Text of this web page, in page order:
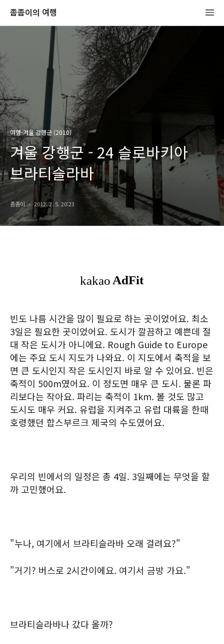
좀좀이의 여행
여행-겨울 강행군 (2010)
겨울 강행군 - 24 슬로바키아
브라티슬라바
좀좀이 2012. 2. 5. 20:23
빈도 나름 시간을 많이 필요로 하는 곳이었어요. 최소
3일은 필요한 곳이었어요. 도시가 깔끔하고 예쁜데 절
대 작은 도시가 아니에요. Rough Guide to Europe
에는 주요 도시 지도가 나와요. 이 지도에서 축적을 보
면 큰 도시인지 작은 도시인지 바로 알 수 있어요. 빈은
축적이 500m였어요. 이 정도면 매우 큰 도시. 물론 파
리보다는 작아요. 파리는 축적이 1km. 볼 것도 많고
도시도 매우 커요. 유럽을 지켜주고 유럽 대륙을 한때
호령했던 합스부르크 제국의 수도였어요.
우리의 빈에서의 일정은 총 4일. 3일째에는 무엇을 할
까 고민했어요.
"누나, 여기에서 브라티슬라바 오래 걸려요?"
"거기? 버스로 2시간이에요. 여기서 금방 가요."
브라티슬라바나 갔다 올까?